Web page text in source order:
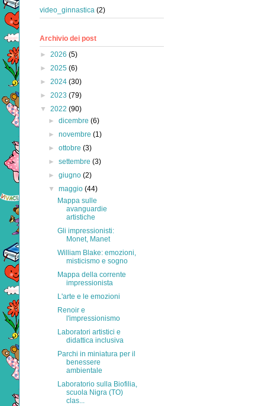
video_ginnastica (2)
Archivio dei post
► 2026 (5)
► 2025 (6)
► 2024 (30)
► 2023 (79)
▼ 2022 (90)
►dicembre(6)
►novembre(1)
►ottobre(3)
►settembre(3)
►giugno(2)
▼maggio(44)
Mappa sulle
avanguardie
artistiche
Gli impressionisti:
Monet, Manet
William Blake: emozioni,
misticismo e sogno
Mappa della corrente
impressionista
L'arte e le emozioni
Renoir e
l'impressionismo
Laboratori artistici e
didattica inclusiva
Parchi in miniatura per il
benessere
ambientale
Laboratorio sulla Biofilia,
scuola Nigra (TO)
clas...